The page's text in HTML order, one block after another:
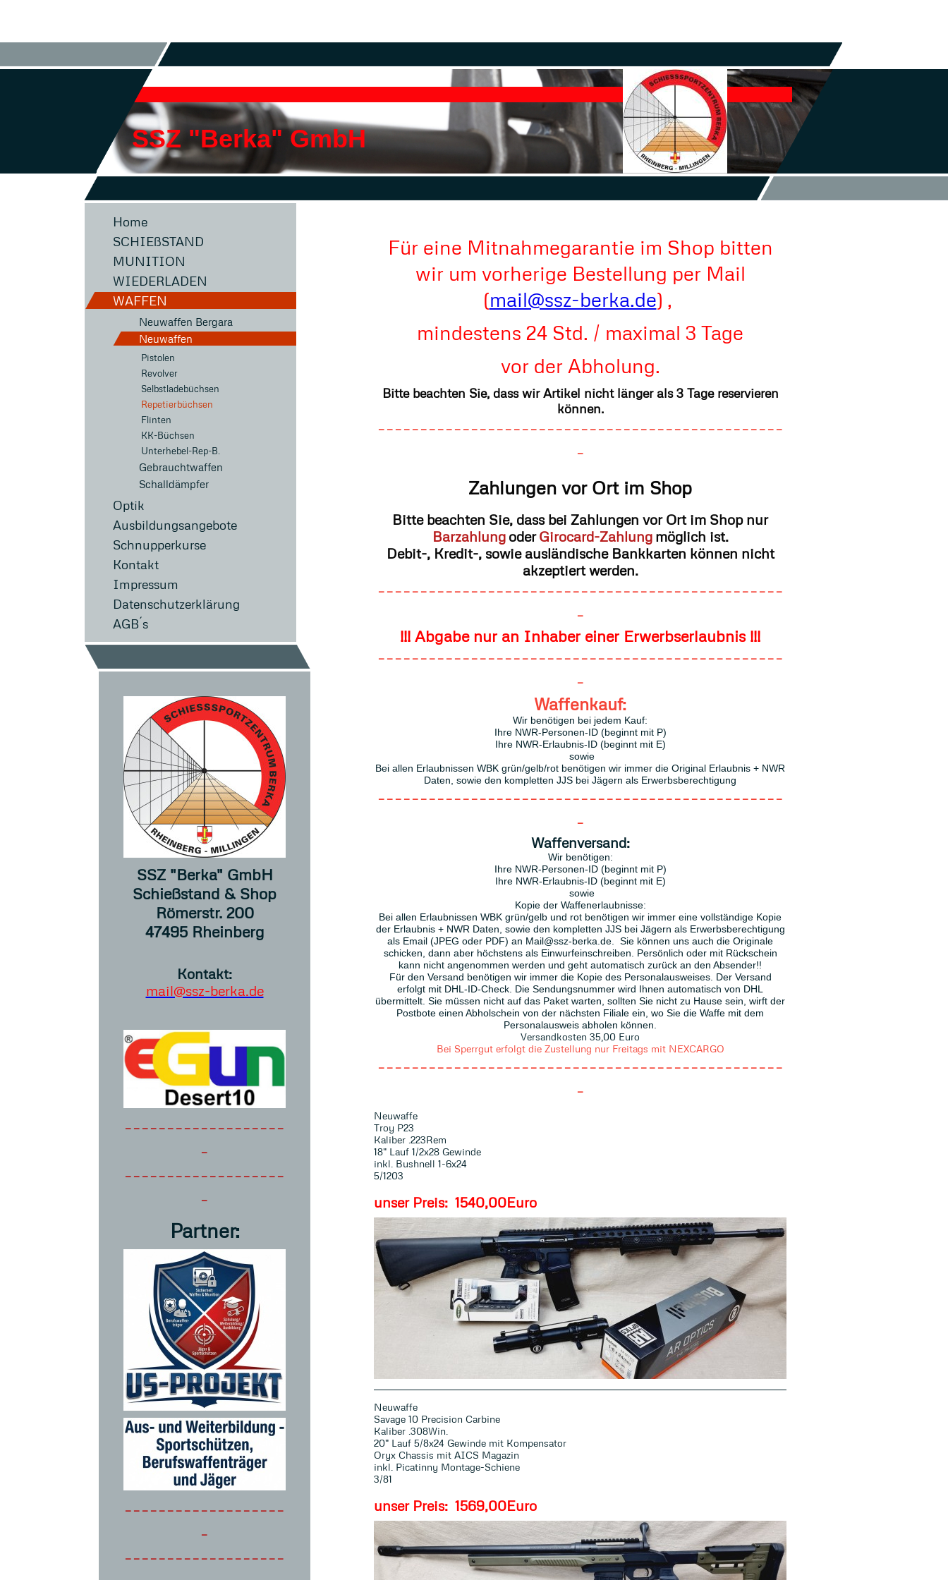
SSZ "Berka" GmbH
Home
SCHIEßSTAND
MUNITION
WIEDERLADEN
WAFFEN
Neuwaffen Bergara
Neuwaffen
Pistolen
Revolver
Selbstladebüchsen
Repetierbüchsen
Flinten
KK-Büchsen
Unterhebel-Rep-B.
Gebrauchtwaffen
Schalldämpfer
Optik
Ausbildungsangebote
Schnupperkurse
Kontakt
Impressum
Datenschutzerklärung
AGB´s
SSZ "Berka" GmbH
Schießstand & Shop
Römerstr. 200
47495 Rheinberg
Kontakt:
mail@ssz-berka.de
-------------------
-
-------------------
-
Partner:
-------------------
-
-------------------
Für eine Mitnahmegarantie im Shop bitten
wir um vorherige Bestellung per Mail
(mail@ssz-berka.de) ,
mindestens 24 Std. / maximal 3 Tage
vor der Abholung.
Bitte beachten Sie, dass wir Artikel nicht länger als 3 Tage reservieren
können.
------------------------------------------------
-
Zahlungen vor Ort im Shop
Bitte beachten Sie, dass bei Zahlungen vor Ort im Shop nur
Barzahlung oder Girocard-Zahlung möglich ist.
Debit-, Kredit-, sowie ausländische Bankkarten können nicht
akzeptiert werden.
------------------------------------------------
-
!!! Abgabe nur an Inhaber einer Erwerbserlaubnis !!!
------------------------------------------------
-
Waffenkauf:
Wir benötigen bei jedem Kauf:
Ihre NWR-Personen-ID (beginnt mit P)
Ihre NWR-Erlaubnis-ID (beginnt mit E)
sowie
Bei allen Erlaubnissen WBK grün/gelb/rot benötigen wir immer die Original Erlaubnis + NWR
Daten, sowie den kompletten JJS bei Jägern als Erwerbsberechtigung
------------------------------------------------
-
Waffenversand:
Wir benötigen:
Ihre NWR-Personen-ID (beginnt mit P)
Ihre NWR-Erlaubnis-ID (beginnt mit E)
sowie
Kopie der Waffenerlaubnisse:
Bei allen Erlaubnissen WBK grün/gelb und rot benötigen wir immer eine vollständige Kopie
der Erlaubnis + NWR Daten, sowie den kompletten JJS bei Jägern als Erwerbsberechtigung
als Email (JPEG oder PDF) an Mail@ssz-berka.de. Sie können uns auch die Originale
schicken, dann aber höchstens als Einwurfeinschreiben. Persönlich oder mit Rückschein
kann nicht angenommen werden und geht automatisch zurück an den Absender!!
Für den Versand benötigen wir immer die Kopie des Personalausweises. Der Versand
erfolgt mit DHL-ID-Check. Die Sendungsnummer wird Ihnen automatisch von DHL
übermittelt. Sie müssen nicht auf das Paket warten, sollten Sie nicht zu Hause sein, wirft der
Postbote einen Abholschein von der nächsten Filiale ein, wo Sie die Waffe mit dem
Personalausweis abholen können.
Versandkosten 35,00 Euro
Bei Sperrgut erfolgt die Zustellung nur Freitags mit NEXCARGO
------------------------------------------------
-
Neuwaffe
Troy P23
Kaliber .223Rem
18" Lauf 1/2x28 Gewinde
inkl. Bushnell 1-6x24
5/1203
unser Preis: 1540,00Euro
Neuwaffe
Savage 10 Precision Carbine
Kaliber .308Win.
20" Lauf 5/8x24 Gewinde mit Kompensator
Oryx Chassis mit AICS Magazin
inkl. Picatinny Montage-Schiene
3/81
unser Preis: 1569,00Euro